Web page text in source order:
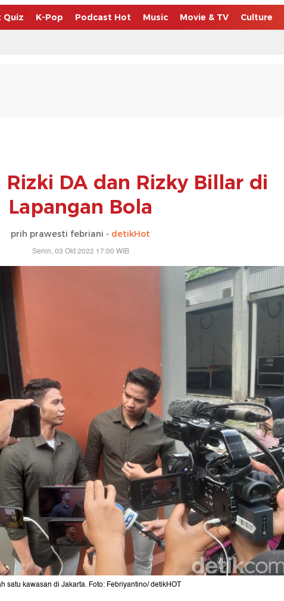
Quiz K-Pop Podcast Hot Music Movie & TV Culture
DA dan Rizky Billar di
Lapangan Bola
prih prawesti febriani - detikHot
Senin, 03 Okt 2022 17:00 WIB
satu kawasan di Jakarta. Foto: Febriyantino/ detikHOT